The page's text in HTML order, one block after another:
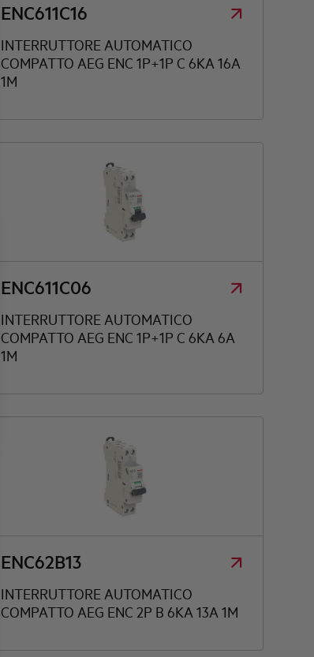
ENC611C16
INTERRUTTORE AUTOMATICO
COMPATTO AEG ENC 1P+1P C 6KA 16A
1M
ENC611C06
INTERRUTTORE AUTOMATICO
COMPATTO AEG ENC 1P+1P C 6KA 6A
1M
ENC62B13
INTERRUTTORE AUTOMATICO
COMPATTO AEG ENC 2P B 6KA 13A 1M